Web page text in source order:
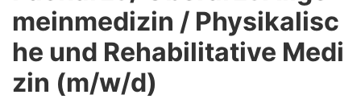
meinmedizin / Physikalisc
he und Rehabilitative Medi
zin (m/w/d)